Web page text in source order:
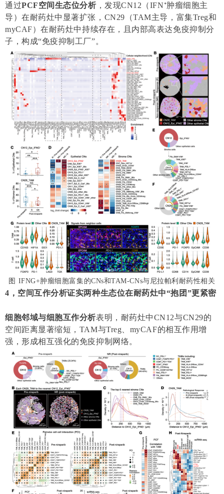
通过PCF空间生态位分析，发现CN12（IFN⁺肿瘤细胞主
导）在耐药灶中显著扩张，CN29（TAM主导，富集Treg和
myCAF）在耐药灶中持续存在，且内部高表达免疫抑制分
子，构成“免疫抑制工厂”。
图 IFNG+肿瘤细胞富集的CNs和TAM-CNs与尼拉帕利耐药性相关
4，空间互作分析证实两种生态位在耐药灶中“抱团”更紧密
细胞邻域与细胞互作分析表明，耐药灶中CN12与CN29的
空间距离显著缩短，TAM与Treg、myCAF的相互作用增
强，形成相互强化的免疫抑制网络。